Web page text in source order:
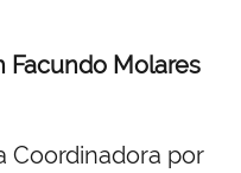
Facundo Molares
Coordinadora por